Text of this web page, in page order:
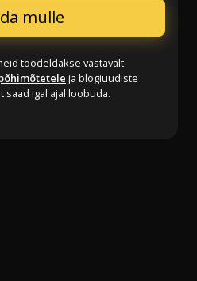
töödeldakse vastavalt
ja blogiuudiste
saad igal ajal loobuda.